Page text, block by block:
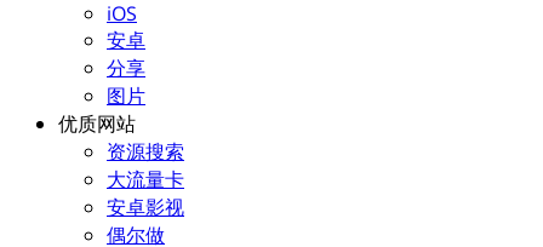
iOS
安卓
分享
图片
优质网站
资源搜索
大流量卡
安卓影视
偶尔做